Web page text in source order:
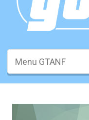
Menu GTANF